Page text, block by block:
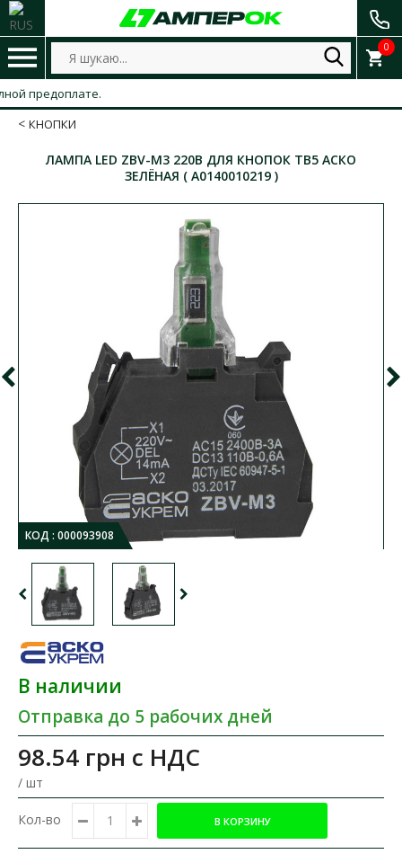
0
предоплате.
КНОПКИ
ЛАМПА LED ZBV-M3 220В ДЛЯ КНОПОК TB5 АСКО
ЗЕЛЁНАЯ ( A0140010219 )
КОД : 000093908
В наличии
Отправка до 5 рабочих дней
98.54 грн с НДС
/ шт
Кол-во